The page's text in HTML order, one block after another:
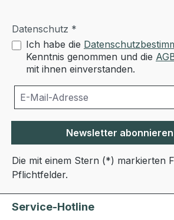
Datenschutz *
Ich habe die
Kenntnis genommen und die
mit ihnen einverstanden.
Newsletter abonnieren
Die mit einem Stern (*) markierten
Pflichtfelder.
Service-Hotline